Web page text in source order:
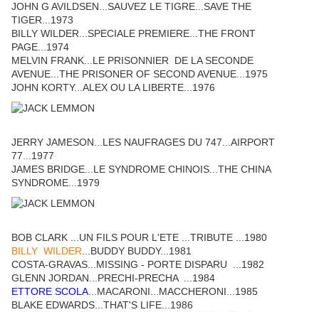
JOHN G AVILDSEN...SAUVEZ LE TIGRE...SAVE THE
TIGER...1973
BILLY WILDER...SPECIALE PREMIERE...THE FRONT
PAGE...1974
MELVIN FRANK...LE PRISONNIER DE LA SECONDE
AVENUE...THE PRISONER OF SECOND AVENUE...1975
JOHN KORTY...ALEX OU LA LIBERTE...1976
JERRY JAMESON...LES NAUFRAGES DU 747...AIRPORT
77...1977
JAMES BRIDGE...LE SYNDROME CHINOIS...THE CHINA
SYNDROME...1979
BOB CLARK ...UN FILS POUR L'ETE ...TRIBUTE ...1980
BILLY WILDER ...BUDDY BUDDY...1981
COSTA-GRAVAS...MISSING - PORTE DISPARU ...1982
GLENN JORDAN...PRECHI-PRECHA ...1984
ETTORE SCOLA ...MACARONI...MACCHERONI...1985
BLAKE EDWARDS...THAT'S LIFE...1986